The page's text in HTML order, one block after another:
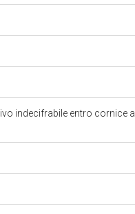
indecifrabile entro cornice a